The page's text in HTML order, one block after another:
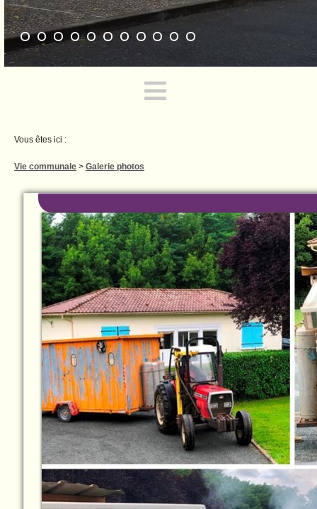
1 2 3 4 5 6 7 8 9 10 11
≡
Vous êtes ici :
Vie communale > Galerie photos